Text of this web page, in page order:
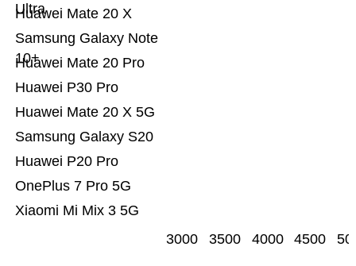
Xiaomi Mi Mix 3 5G
OnePlus 7 Pro 5G
Huawei P20 Pro
Samsung Galaxy S20
Huawei Mate 20 X 5G
Huawei P30 Pro
Huawei Mate 20 Pro
Samsung Galaxy Note
10+
Huawei Mate 20 X
Ultra
3000 3500 4000 4500